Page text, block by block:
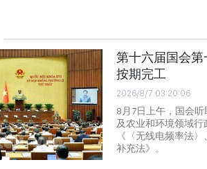
第十六届国会第
按期完工
2026/8/7 03:20:06
8月7日上午，国会
及农业和环境领域行
《〈无线电频率法
补充法》。